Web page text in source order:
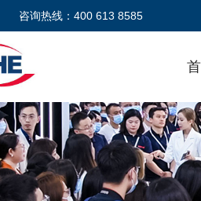
咨询热线：400 613 8585